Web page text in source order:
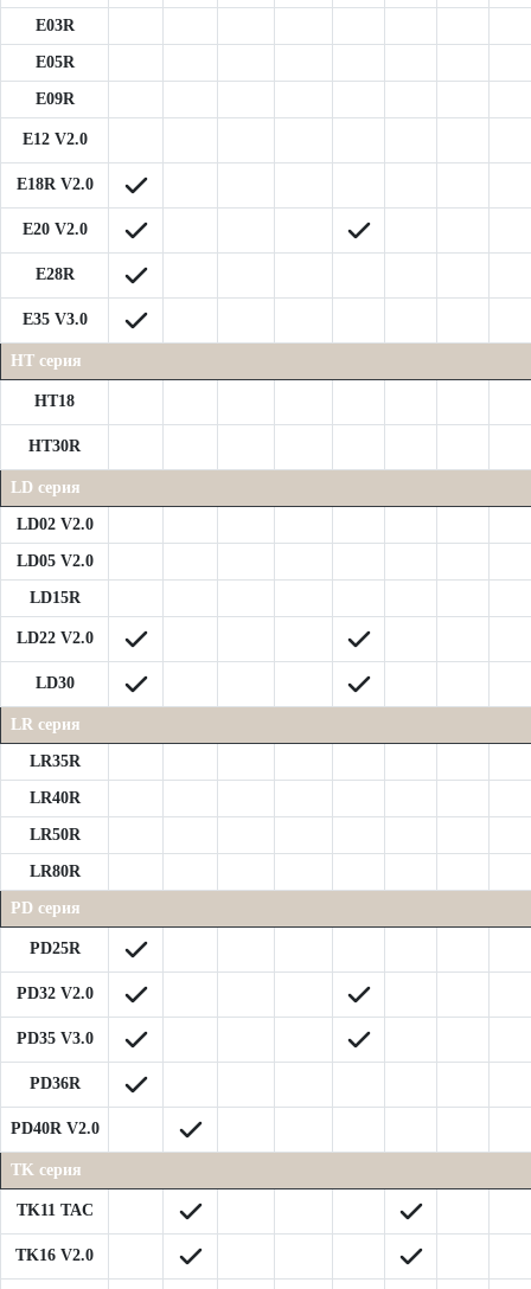
E03R
E05R
E09R
E12 V2.0
E18R V2.0
E20 V2.0
E28R
E35 V3.0
HT серия
HT18
HT30R
LD серия
LD02 V2.0
LD05 V2.0
LD15R
LD22 V2.0
LD30
LR серия
LR35R
LR40R
LR50R
LR80R
PD серия
PD25R
PD32 V2.0
PD35 V3.0
PD36R
PD40R V2.0
TK серия
TK11 TAC
TK16 V2.0